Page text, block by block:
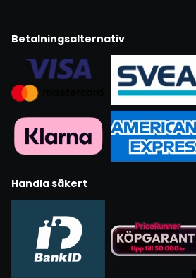
Betalningsalternativ
Handla säkert